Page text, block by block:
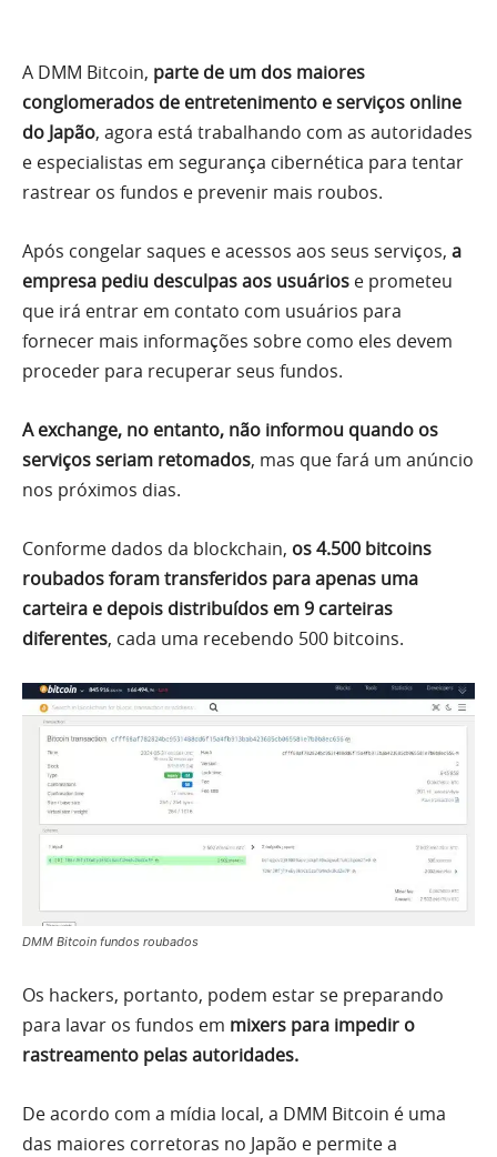
A DMM Bitcoin, parte de um dos maiores
conglomerados de entretenimento e serviços online
do Japão, agora está trabalhando com as autoridades
e especialistas em segurança cibernética para tentar
rastrear os fundos e prevenir mais roubos.
Após congelar saques e acessos aos seus serviços, a
empresa pediu desculpas aos usuários e prometeu
que irá entrar em contato com usuários para
fornecer mais informações sobre como eles devem
proceder para recuperar seus fundos.
A exchange, no entanto, não informou quando os
serviços seriam retomados, mas que fará um anúncio
nos próximos dias.
Conforme dados da blockchain, os 4.500 bitcoins
roubados foram transferidos para apenas uma
carteira e depois distribuídos em 9 carteiras
diferentes, cada uma recebendo 500 bitcoins.
DMM Bitcoin fundos roubados
Os hackers, portanto, podem estar se preparando
para lavar os fundos em mixers para impedir o
rastreamento pelas autoridades.
De acordo com a mídia local, a DMM Bitcoin é uma
das maiores corretoras no Japão e permite a